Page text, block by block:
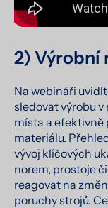
2) Výrobní
Na webináři
sledovat výrobu
místa a efektivně
materiálu.
vývoj klíčových
norem, prostoje
reagovat na
poruchy strojů.